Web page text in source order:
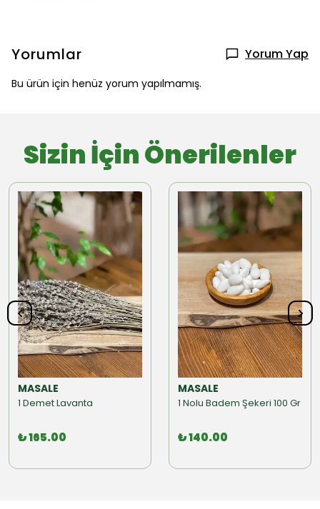
Yorumlar Yorum Yap
Bu ürün için henüz yorum yapılmamış.
Sizin İçin Önerilenler
MASALE
1 Demet Lavanta
₺ 165.00
MASALE
1 Nolu Badem Şekeri 100 Gr
₺ 140.00